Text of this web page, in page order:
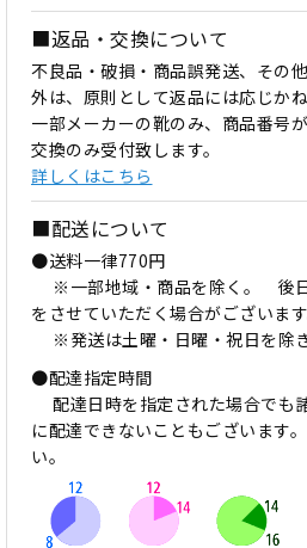
■返品・交換について
不良品・破損・商品誤発送、その
外は、原則として返品には応じかね
一部メーカーの靴のみ、商品番号
交換のみ受付致します。
詳しくはこちら
■配送について
●送料一律770円
※一部地域・商品を除く。 後
をさせていただく場合がございます
※発送は土曜・日曜・祝日を除き
●配達指定時間
配達日時を指定された場合でも
に配達できないこともございます
い。